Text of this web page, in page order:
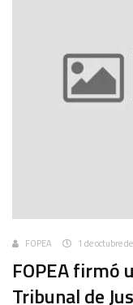
FOPEA 1 de octubre
FOPEA firmó
Tribunal de